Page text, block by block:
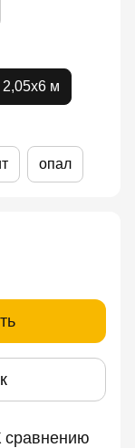
2,05x6 м
опал
сравнению